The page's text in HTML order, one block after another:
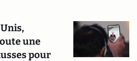
une
pour